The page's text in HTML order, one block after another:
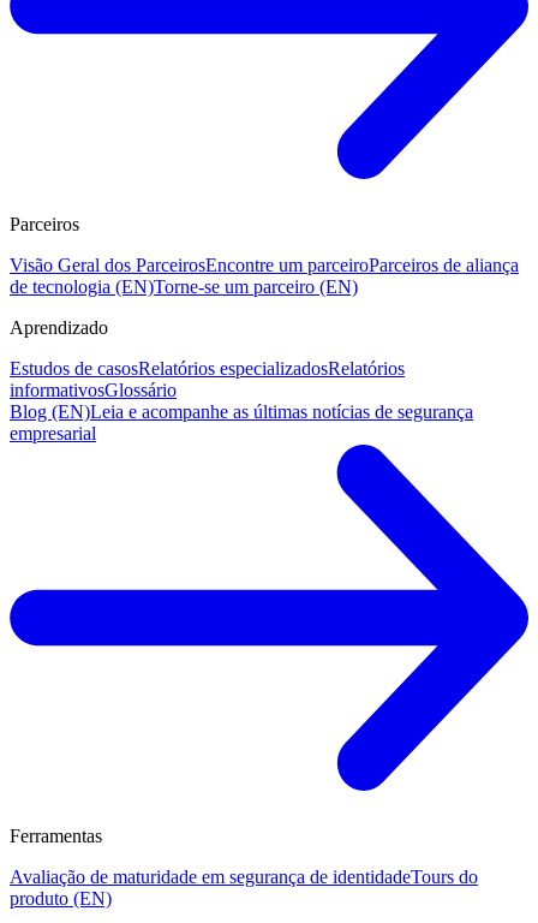
Parceiros
Visão Geral dos ParceirosEncontre um parceiroParceiros de aliança
de tecnologia (EN)Torne-se um parceiro (EN)
Aprendizado
Estudos de casosRelatórios especializadosRelatórios
informativosGlossário
Blog (EN)Leia e acompanhe as últimas notícias de segurança
empresarial
Ferramentas
Avaliação de maturidade em segurança de identidadeTours do
produto (EN)